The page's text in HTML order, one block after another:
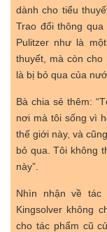
dành cho tiểu
Trao đổi thông
Pulitzer như là
thuyết, mà còn
là bị bỏ qua của
Bà chia sẻ thêm:
nơi mà tôi sống vì
thế giới này, và
bỏ qua. Tôi không
này”.
Nhìn nhận về tác
Kingsolver không
cho tác phẩm cũ